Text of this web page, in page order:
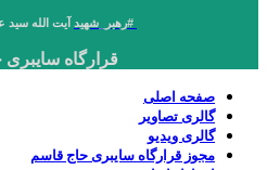
#رهبر_شهید آیت الله
قرارگاه
صفحه اصلی
گالری تصاویر
گالری ویدیو
مجوز قرارگاه سایبری حاج قاسم